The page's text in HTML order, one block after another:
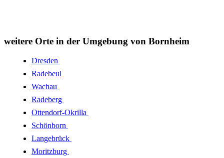
weitere Orte in der Umgebung von Bornheim
Dresden
Radebeul
Wachau
Radeberg
Ottendorf-Okrilla
Schönborn
Langebrück
Moritzburg